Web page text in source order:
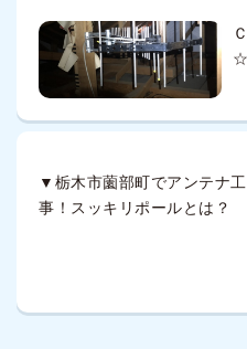
☆
▼栃木市薗部町でアンテナ工
事！スッキリポールとは？